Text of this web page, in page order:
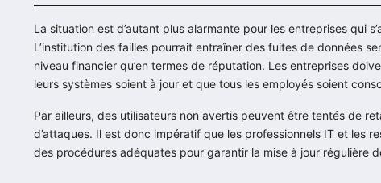
La situation est d’autant plus alarmante pour les entreprises qui
L’institution des failles pourrait entraîner des fuites de données
niveau financier qu’en termes de réputation. Les entreprises
leurs systèmes soient à jour et que tous les employés soient
Par ailleurs, des utilisateurs non avertis peuvent être tentés de
d’attaques. Il est donc impératif que les professionnels IT et les
des procédures adéquates pour garantir la mise à jour régulière